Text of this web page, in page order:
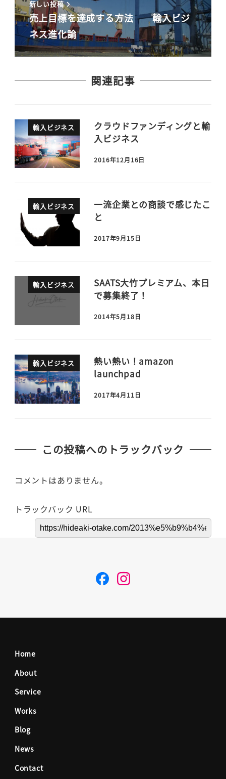
新しい投稿
売上目標を達成する方法 輸入ビジ
ネス進化論
関連記事
輸入ビジネス
クラウドファンディングと輸
入ビジネス
2016年12月16日
輸入ビジネス
一流企業との商談で感じたこ
と
2017年9月15日
輸入ビジネス
SAATS大竹プレミアム、本日
で募集終了！
2014年5月18日
輸入ビジネス
熱い熱い！amazon
launchpad
2017年4月11日
この投稿へのトラックバック
コメントはありません。
トラックバック URL
F I
Home
About
Service
Works
Blog
News
Contact